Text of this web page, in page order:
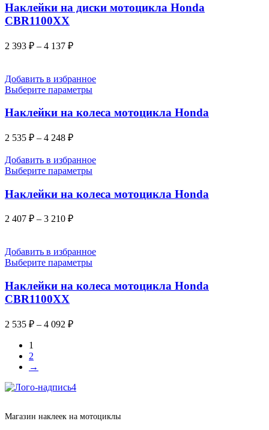
Наклейки на диски мотоцикла Honda
CBR1100XX
2 393 ₽ – 4 137 ₽
Добавить в избранное
Выберите параметры
Наклейки на колеса мотоцикла Honda
2 535 ₽ – 4 248 ₽
Добавить в избранное
Выберите параметры
Наклейки на колеса мотоцикла Honda
2 407 ₽ – 3 210 ₽
Добавить в избранное
Выберите параметры
Наклейки на колеса мотоцикла Honda
CBR1100XX
2 535 ₽ – 4 092 ₽
1
2
→
Магазин наклеек на мотоциклы